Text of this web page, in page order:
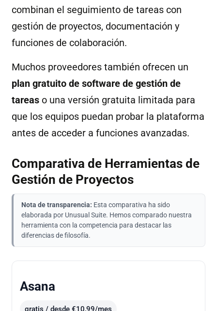
combinan el seguimiento de tareas con
gestión de proyectos, documentación y
funciones de colaboración.
Muchos proveedores también ofrecen un
plan gratuito de software de gestión de
tareas o una versión gratuita limitada para
que los equipos puedan probar la plataforma
antes de acceder a funciones avanzadas.
Comparativa de Herramientas de
Gestión de Proyectos
Nota de transparencia: Esta comparativa ha sido
elaborada por Unusual Suite. Hemos comparado nuestra
herramienta con la competencia para destacar las
diferencias de filosofía.
Asana
gratis / desde €10,99/mes